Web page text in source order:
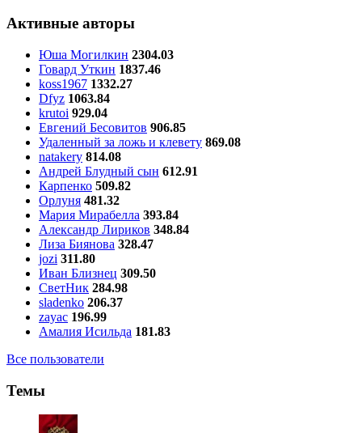
Активные авторы
Юша Могилкин 2304.03
Говард Уткин 1837.46
koss1967 1332.27
Dfyz 1063.84
krutoi 929.04
Евгений Бесовитов 906.85
Удаленный за ложь и клевету 869.08
natakery 814.08
Андрей Блудный сын 612.91
Карпенко 509.82
Орлуня 481.32
Мария Мирабелла 393.84
Александр Лириков 348.84
Лиза Биянова 328.47
jozi 311.80
Иван Близнец 309.50
СветНик 284.98
sladenko 206.37
zayac 196.99
Амалия Исильда 181.83
Все пользователи
Темы